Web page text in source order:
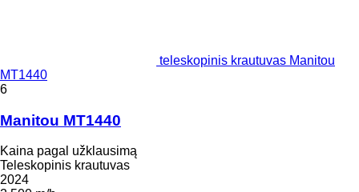
teleskopinis krautuvas Manitou
MT1440
6
Manitou MT1440
Kaina pagal užklausimą
Teleskopinis krautuvas
2024